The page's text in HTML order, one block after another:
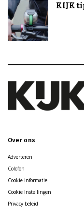
KIJK
Over ons
Adverteren
Colofon
Cookie informatie
Cookie Instellingen
Privacy beleid